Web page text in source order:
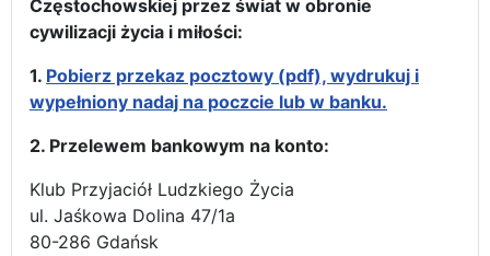
Częstochowskiej przez świat w obronie
cywilizacji życia i miłości:
1. Pobierz przekaz pocztowy (pdf), wydrukuj i
wypełniony nadaj na poczcie lub w banku.
2. Przelewem bankowym na konto:
Klub Przyjaciół Ludzkiego Życia
ul. Jaśkowa Dolina 47/1a
80-286 Gdańsk